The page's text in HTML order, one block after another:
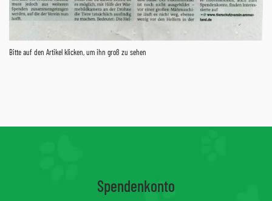
Bitte auf den Artikel klicken, um ihn groß zu sehen
Spendenkonto